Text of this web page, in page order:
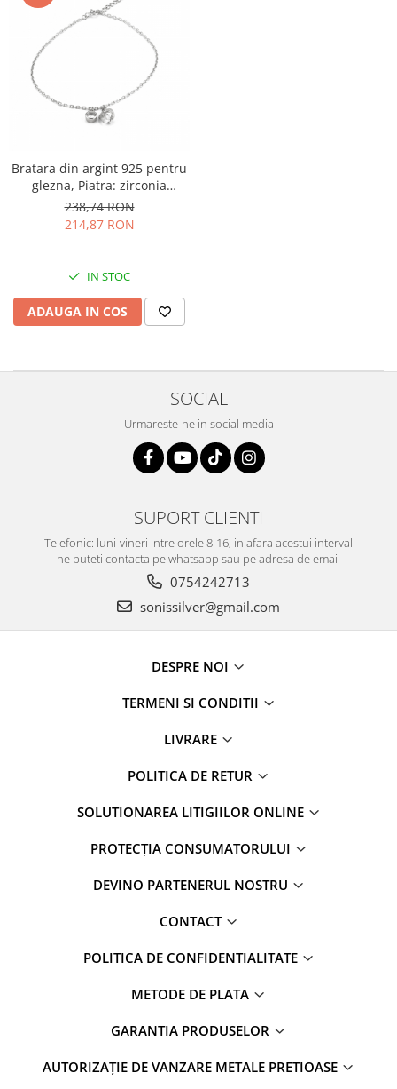
Bratara din argint 925 pentru
glezna, Piatra: zirconia
fatetata si cubic zirconia,
Sonis Silver
238,74 RON
214,87 RON
IN STOC
ADAUGA IN COS
SOCIAL
Urmareste-ne in social media
SUPORT CLIENTI
Telefonic: luni-vineri intre orele 8-16, in afara acestui interval
ne puteti contacta pe whatsapp sau pe adresa de email
0754242713
sonissilver@gmail.com
DESPRE NOI
TERMENI SI CONDITII
LIVRARE
POLITICA DE RETUR
SOLUTIONAREA LITIGIILOR ONLINE
PROTECȚIA CONSUMATORULUI
DEVINO PARTENERUL NOSTRU
CONTACT
POLITICA DE CONFIDENTIALITATE
METODE DE PLATA
GARANTIA PRODUSELOR
AUTORIZAȚIE DE VANZARE METALE PRETIOASE